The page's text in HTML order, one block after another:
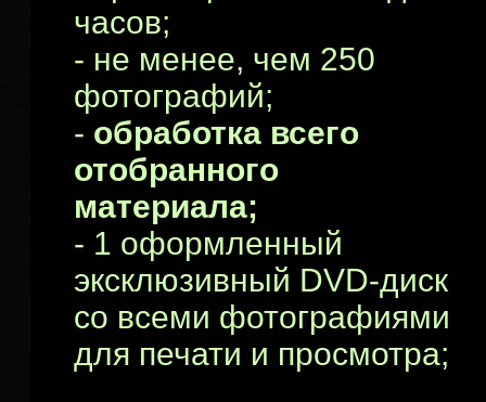
часов;
- не менее, чем 250
фотографий;
- обработка всего
отобранного
материала;
- 1 оформленный
эксклюзивный DVD-диск
со всеми фотографиями
для печати и просмотра;